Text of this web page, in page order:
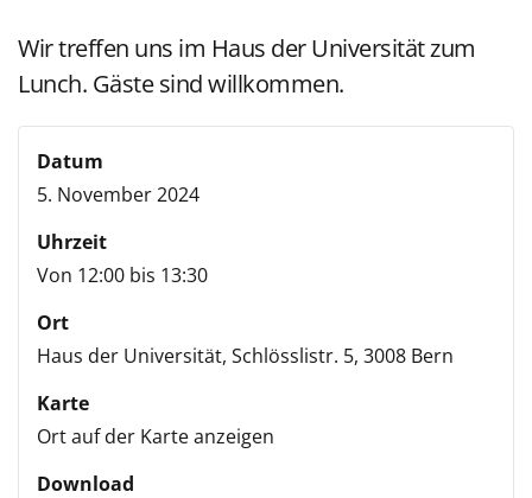
Wir treffen uns im Haus der Universität zum
Lunch. Gäste sind willkommen.
Datum
5. November 2024
Uhrzeit
Von 12:00 bis 13:30
Ort
Haus der Universität, Schlösslistr. 5, 3008 Bern
Karte
Ort auf der Karte anzeigen
Download